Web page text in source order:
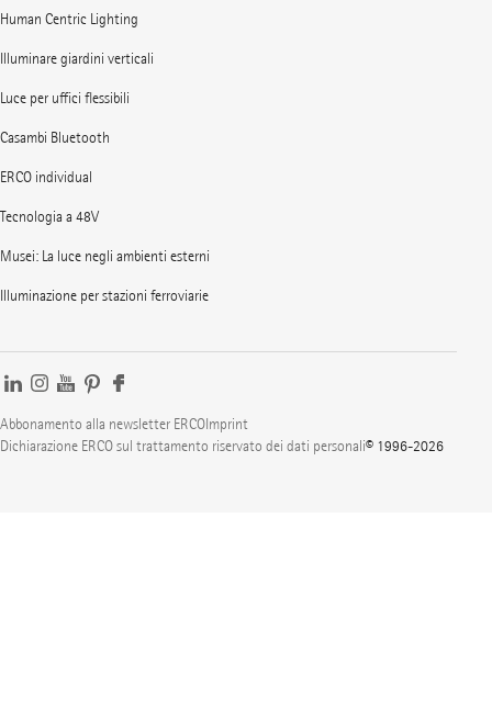
Human Centric Lighting
Illuminare giardini verticali
Luce per uffici flessibili
Casambi Bluetooth
ERCO individual
Tecnologia a 48V
Musei: La luce negli ambienti esterni
Illuminazione per stazioni ferroviarie
Abbonamento alla newsletter ERCOImprint
Dichiarazione ERCO sul trattamento riservato dei dati personali© 1996-2026